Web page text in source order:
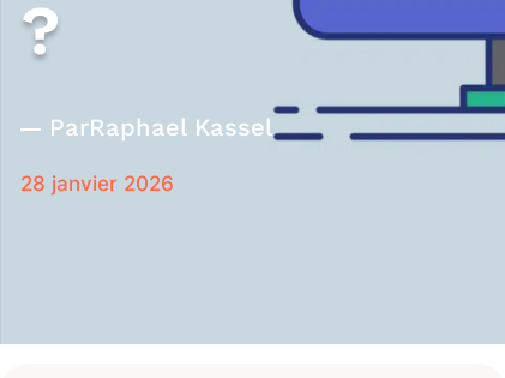
?
ParRaphael Kassel
28 janvier 2026